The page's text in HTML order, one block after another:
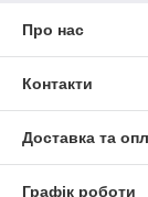
Про нас
Контакти
Доставка та
Графік роботи